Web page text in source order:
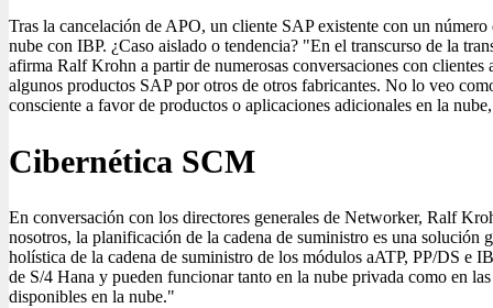
Tras la cancelación de APO, un cliente SAP existente con un
nube con IBP. ¿Caso aislado o tendencia? "En el transcurso de la
afirma Ralf Krohn a partir de numerosas conversaciones con
algunos productos SAP por otros de otros fabricantes. No lo veo
consciente a favor de productos o aplicaciones adicionales en la
Cibernética SCM
En conversación con los directores generales de Networker, Ralf
nosotros, la planificación de la cadena de suministro es una
holística de la cadena de suministro de los módulos aATP, PP/DS
de S/4 Hana y pueden funcionar tanto en la nube privada como en
disponibles en la nube."